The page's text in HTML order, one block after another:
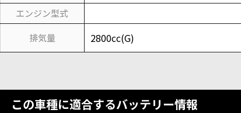
エンジン型式
排気量
2800cc(G)
この車種に適合するバッテリー情報